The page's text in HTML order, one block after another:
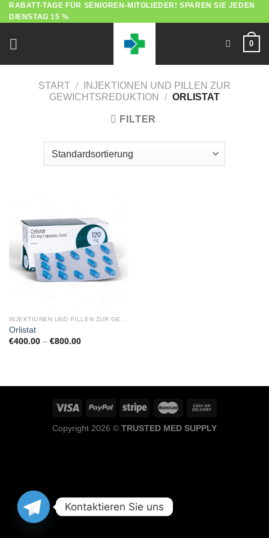
Zum
Inhalt
springen
RABATT-TAGE FÜR SENIOREN-MITGLIEDER! SPAREN SIE JEDEN
DIENSTAG 15 %
0
START /
INJEKTIONEN UND PILLEN ZUR
GEWICHTSREDUKTION
/ ORLISTAT
FILTER
Orlistat
€400.00 – €800.00Preisspanne:
Copyright 2026 © TRUSTED MED SUPPLY
Kontaktieren Sie uns